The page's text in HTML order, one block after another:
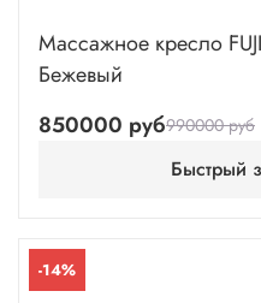
Массажное кресло
Бежевый
850000 руб990000 руб
Быстрый
-14%